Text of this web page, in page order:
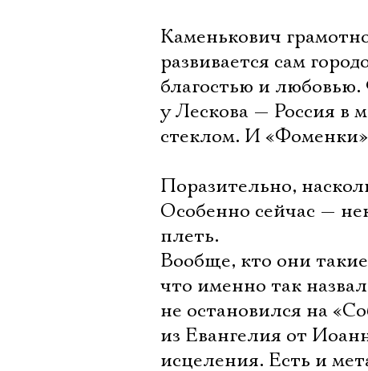
Каменькович
развивается сам
благостью и
у Лескова — Россия в
стеклом. И «Фоменки»
Поразительно,
Особенно сейчас —
плеть.
Вообще, кто они
что именно так
не остановился на
из Евангелия от
исцеления. Есть и